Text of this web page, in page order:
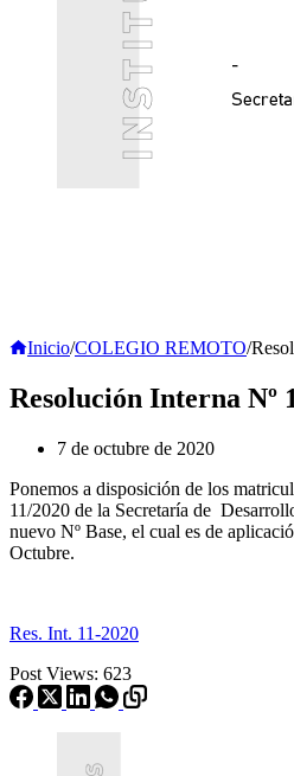
Inicio/COLEGIO REMOTO/
Resolución Interna Nº
7 de octubre de 2020
Ponemos a disposición de los
11/2020 de la Secretaría de
nuevo Nº Base, el cual es de
Octubre.
Res. Int. 11-2020
Post Views: 623